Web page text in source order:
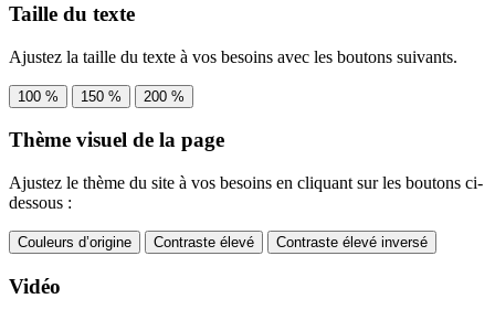
Taille du texte
Ajustez la taille du texte à vos besoins avec les boutons suivants.
100 % 150 % 200 %
Thème visuel de la page
Ajustez le thème du site à vos besoins en cliquant sur les boutons ci-
dessous :
Couleurs d’origine Contraste élevé Contraste élevé inversé
Vidéo